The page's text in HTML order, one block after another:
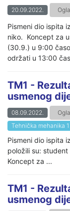
20.09.2022.
Pismeni dio ispita
niko. Koncept za
(30.9.) u 9:00
održati u 13:00
TM1 -
usmenog
08.09.2022.
Tehnička mehanika 1
Pismeni dio ispita
položili su: student
Koncept za ...
TM1 -
usmenog